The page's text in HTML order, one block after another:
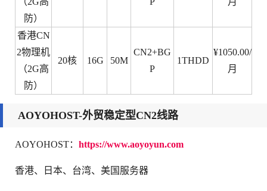
防）
香港CN
2物理机
（2G高
防）
20核 16G 50M
CN2+BG
P
1THDD
¥1050.00/
月
AOYOHOST-外贸稳定型CN2线路
AOYOHOST： https://www.aoyoyun.com
香港、日本、台湾、美国服务器